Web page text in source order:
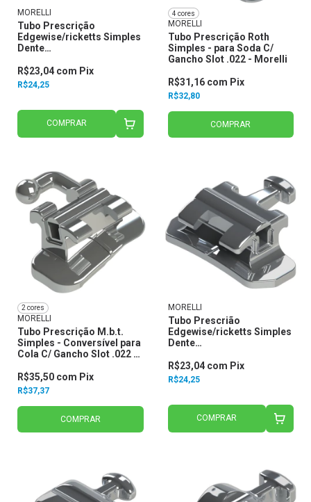
MORELLI
Tubo Prescrição
Edgewise/ricketts Simples
Dente
para Cola Slot .018
20.31.100 - Morelli
R$24,25
R$23,04 com Pix
COMPRAR
4 cores
MORELLI
Tubo Prescrição Roth
Simples - para Soda C/
Gancho Slot .022 - Morelli
R$32,80
R$31,16 com Pix
COMPRAR
2 cores
MORELLI
Tubo Prescrição M.b.t.
Simples - Conversível para
Cola C/ Gancho Slot .022 -
R$37,37
R$35,50 com Pix
COMPRAR
MORELLI
Tubo Prescrião
Edgewise/ricketts Simples
Dente
Gancho Central 20.31.280 -
Morelli
R$24,25
R$23,04 com Pix
COMPRAR